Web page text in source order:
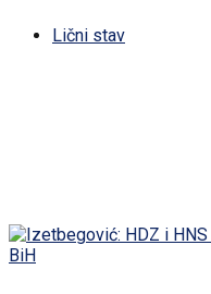
Lični stav